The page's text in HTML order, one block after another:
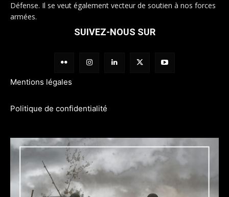
Défense. Il se veut également vecteur de soutien à nos forces
armées.
SUIVEZ-NOUS SUR
Mentions légales
Politique de confidentialité